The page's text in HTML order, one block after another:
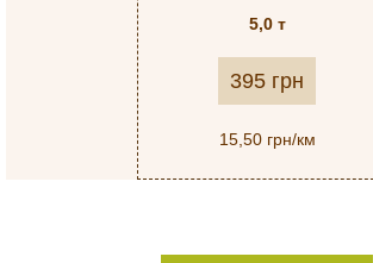
5,0 т
395 грн
15,50 грн/км